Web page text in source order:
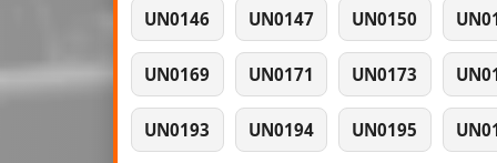
UN0146 UN0147 UN0150
UN0169 UN0171 UN0173
UN0193 UN0194 UN0195